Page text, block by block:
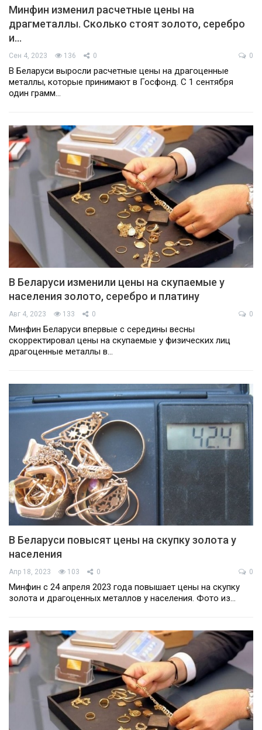
Минфин изменил расчетные цены на
драгметаллы. Сколько стоят золото, серебро
и…
Сен 4, 2023 136 0 0
В Беларуси выросли расчетные цены на драгоценные
металлы, которые принимают в Госфонд. С 1 сентября
один грамм…
В Беларуси изменили цены на скупаемые у
населения золото, серебро и платину
Авг 4, 2023 133 0 0
Минфин Беларуси впервые с середины весны
скорректировал цены на скупаемые у физических лиц
драгоценные металлы в…
В Беларуси повысят цены на скупку золота у
населения
Апр 18, 2023 103 0 0
Минфин с 24 апреля 2023 года повышает цены на скупку
золота и драгоценных металлов у населения. Фото из…